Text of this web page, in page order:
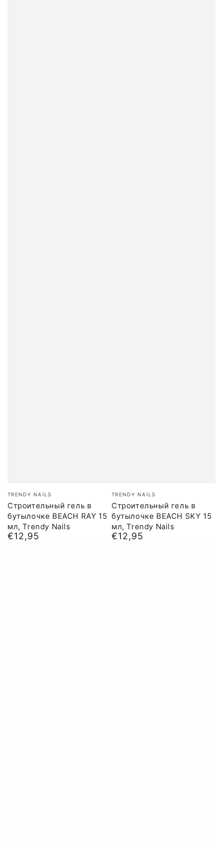
Бренд:
TRENDY NAILS
Строительный гель в
бутылочке BEACH RAY 15
мл, Trendy Nails
Обычная
€12,95
Бренд:
TRENDY NAILS
Строительный гель в
бутылочке BEACH SKY 15
мл, Trendy Nails
Обычная
€12,95